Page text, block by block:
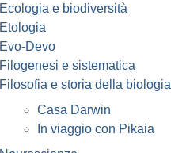
Ecologia e biodiversità
Etologia
Evo-Devo
Filogenesi e sistematica
Filosofia e storia della biologia
Casa Darwin
In viaggio con Pikaia